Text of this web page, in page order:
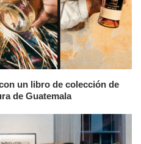
un libro de colección de
de Guatemala